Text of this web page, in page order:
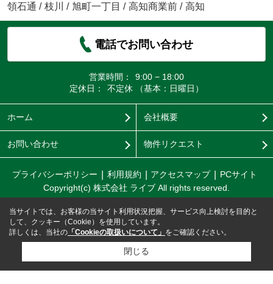
領石通 / 枝川 / 旭町一丁目 / 高知商業前 / 高知
電話でお問い合わせ
営業時間：
9:00 − 18:00
定休日：
不定休 （基本：日曜日）
ホーム 会社概要
お問い合わせ 物件リクエスト
プライバシーポリシー 利用規約 アクセスマップ
PCサイト
Copyright(c) 株式会社 ライブ All rights reserved.
当サイトでは、お客様の当サイト利用状況把握、サービス向上検討を目的と
して、クッキー（Cookie）を使用しています。
詳しくは、当社の 「Cookieの取扱いについて」 をご確認ください。
閉じる